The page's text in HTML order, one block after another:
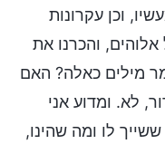
וכן עקרונות
והכרנו את
מילים כאלה? האם
לא. ומדוע אני
לו ומה שהינו,